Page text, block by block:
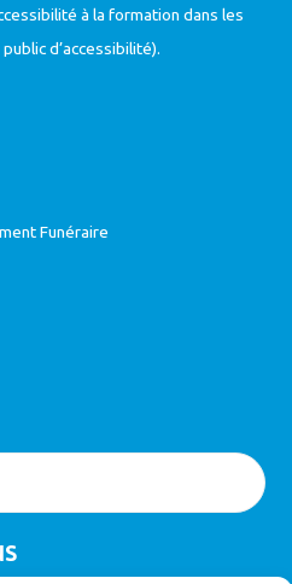
à la formation dans les
d’accessibilité).
Funéraire